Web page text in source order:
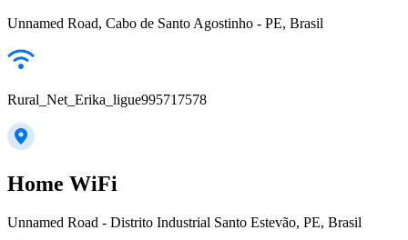
Unnamed Road, Cabo de Santo Agostinho - PE, Brasil
Rural_Net_Erika_ligue995717578
Home WiFi
Unnamed Road - Distrito Industrial Santo Estevão, PE, Brasil